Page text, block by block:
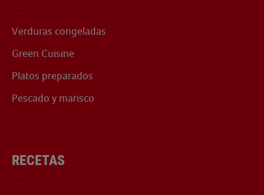
Verduras congeladas
Green Cuisine
Platos preparados
Pescado y marisco
RECETAS